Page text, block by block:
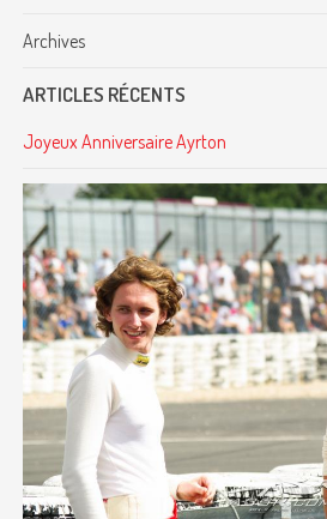
Archives
ARTICLES RÉCENTS
Joyeux Anniversaire Ayrton